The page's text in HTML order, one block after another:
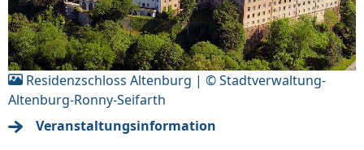
Residenzschloss Altenburg | © Stadtverwaltung-
Altenburg-Ronny-Seifarth
Veranstaltungsinformation